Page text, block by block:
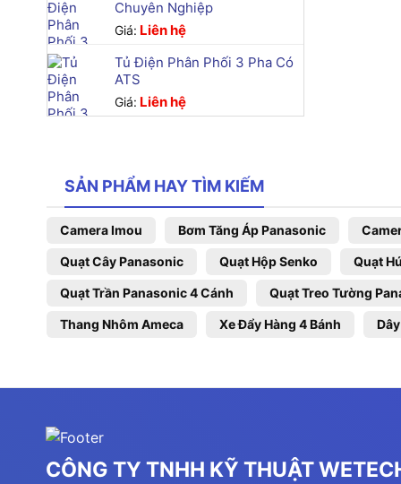
Chuyên Nghiệp
Giá: Liên hệ
Tủ Điện Phân Phối 3 Pha Có
ATS
Giá: Liên hệ
dùng.
và đưa
Ưu
So với
Tiết
các
SẢN PHẨM HAY TÌM KIẾM
Camera Imou Bơm Tăng Áp Panasonic
Quạt Cây Panasonic Quạt Hộp Senko Quạt
Quạt Trần Panasonic 4 Cánh Quạt Treo Tường
Thang Nhôm Ameca Xe Đẩy Hàng 4 Bánh
CÔNG TY TNHH KỸ THUẬT